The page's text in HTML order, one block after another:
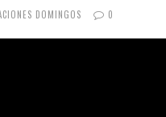
DOMINGOS 0